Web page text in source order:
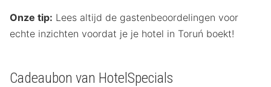
Onze tip: Lees altijd de gastenbeoordelingen voor
echte inzichten voordat je je hotel in Toruń boekt!
Cadeaubon van HotelSpecials